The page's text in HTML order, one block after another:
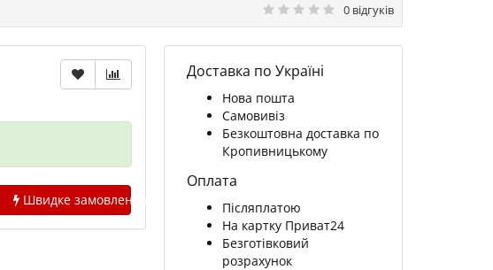
0 відгуків
Швидке замовлення
Доставка по Україні
Нова пошта
Самовивіз
Безкоштовна доставка по
Кропивницькому
Оплата
Післяплатою
На картку Приват24
Безготівковий
розрахунок